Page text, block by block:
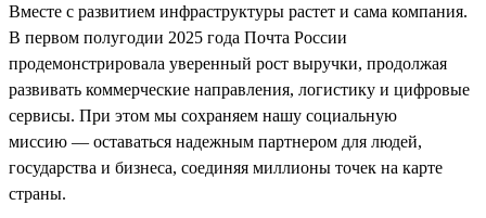
Вместе с развитием инфраструктуры растет и сама компания.
В первом полугодии 2025 года Почта России
продемонстрировала уверенный рост выручки, продолжая
развивать коммерческие направления, логистику и цифровые
сервисы. При этом мы сохраняем нашу социальную
миссию — оставаться надежным партнером для людей,
государства и бизнеса, соединяя миллионы точек на карте
страны.